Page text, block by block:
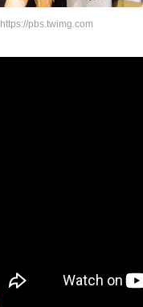
https://pbs.twimg.com